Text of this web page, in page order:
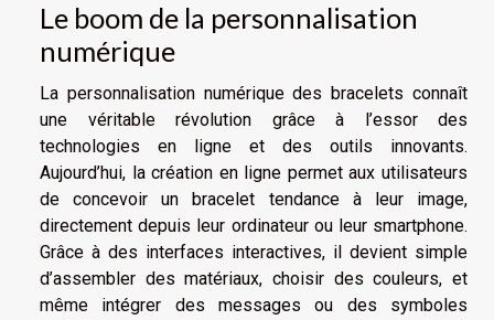
Le boom de la personnalisation
numérique
La personnalisation numérique des bracelets connaît
une véritable révolution grâce à l’essor des
technologies en ligne et des outils innovants.
Aujourd’hui, la création en ligne permet aux utilisateurs
de concevoir un bracelet tendance à leur image,
directement depuis leur ordinateur ou leur smartphone.
Grâce à des interfaces interactives, il devient simple
d’assembler des matériaux, choisir des couleurs, et
même intégrer des messages ou des symboles